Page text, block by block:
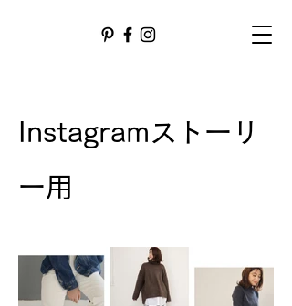
Instagramストーリ
ー用